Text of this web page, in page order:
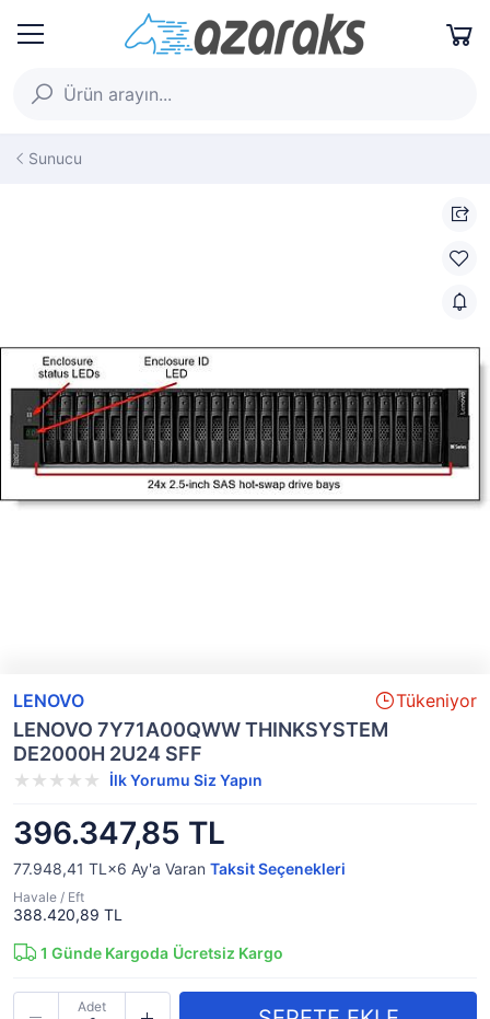
Sunucu
LENOVO Tükeniyor
LENOVO 7Y71A00QWW THINKSYSTEM
DE2000H 2U24 SFF
İlk Yorumu Siz Yapın
396.347,85 TL
77.948,41 TL×6 Ay'a Varan Taksit Seçenekleri
Havale / Eft
388.420,89 TL
1 Günde Kargoda Ücretsiz Kargo
Adet